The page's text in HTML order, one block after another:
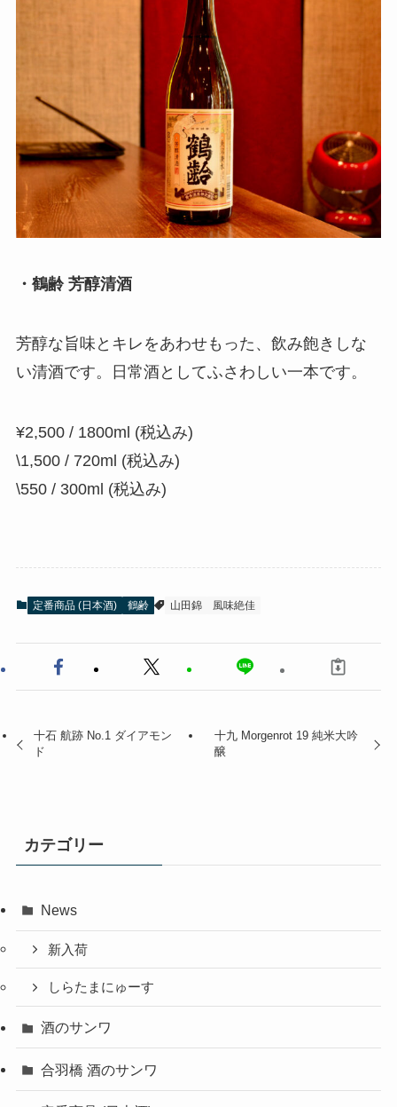
・鶴齢 芳醇清酒
芳醇な旨味とキレをあわせもった、飲み飽きしな
い清酒です。日常酒としてふさわしい一本です。
¥2,500 / 1800ml (税込み)
\1,500 / 720ml (税込み)
\550 / 300ml (税込み)
定番商品 (日本酒) 鶴齢 山田錦 風味絶佳
十石 航跡 No.1 ダイアモン
ド
十九 Morgenrot 19 純米大吟
醸
カテゴリー
News
新入荷
しらたまにゅーす
酒のサンワ
合羽橋 酒のサンワ